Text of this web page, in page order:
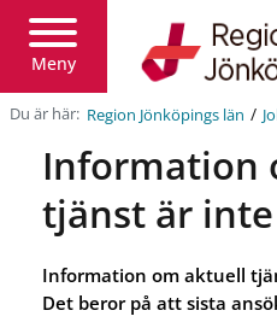
Meny
Jönköpings
län
Du är här: Region Jönköpings län /
Information
tjänst är
Information om aktuell
Det beror på att sista